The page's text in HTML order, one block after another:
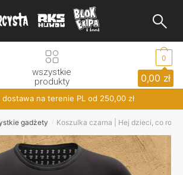
wszystkie
produkty
0,00 zł
0
dostawa na terenie PL od 250,00 zł
gadżety / Koszulka czarna | Hej dzieci, co